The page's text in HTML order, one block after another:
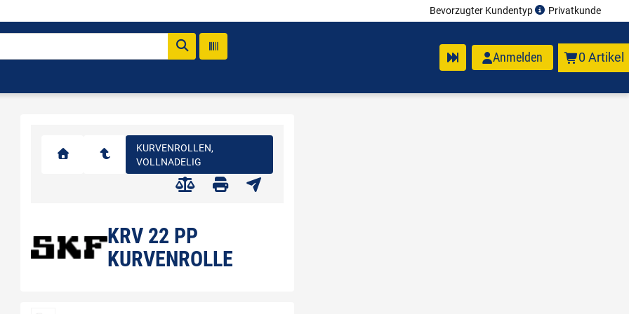
Bevorzugter Kundentyp Privatkunde
Anmelden 0 Artikel
KURVENROLLEN,
VOLLNADELIG
KRV 22 PP
KURVENROLLE